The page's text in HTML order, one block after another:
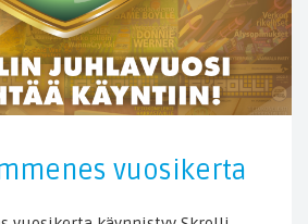
vuosikerta